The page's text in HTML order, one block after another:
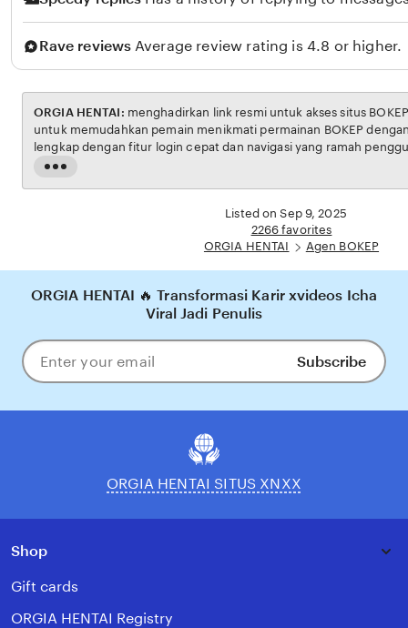
Rave reviews Average review rating is 4.8 or higher.
Read
the
ORGIA HENTAI:
untuk memudahkan pemain menikmati permainan BOKEP dengan aman dan transparan,
lengkap dengan fitur login cepat dan navigasi yang ramah pengguna. Setiap transaksi
dijamin aman, sementara update hasil dan informasi permainan selalu tersedia secara real-
Listed on Sep 9, 2025
2266 favorites
ORGIA HENTAI
Agen BOKEP
ORGIA HENTAI 🔥 Transformasi Karir xvideos Icha
Viral Jadi Penulis
Enter
your
Subscribe
ORGIA HENTAI SITUS XNXX
Shop
Gift cards
ORGIA HENTAI Registry